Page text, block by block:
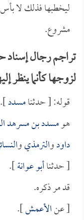
ليخطبها فذلك لا
مشروع.
تراجم رجال إسناد
لزوجها كأنما ينظر
قوله: [ حدثنامسدد].
هومسدد بن مسرهد
داودوالترمذيو
[ حدثناأبو عوانة].
قد مر ذكره.
[ عنالأعمش].